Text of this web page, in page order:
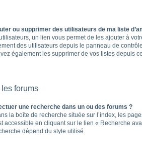
ou supprimer des utilisateurs de ma liste
un lien vous permet de les ajouter à
des utilisateurs depuis le panneau de
également les supprimer de vos listes depuis
forums
une recherche dans un ou des forums ?
la boîte de recherche située sur l’index, les
accessible en cliquant sur le lien « Recherche
dépend du style utilisé.